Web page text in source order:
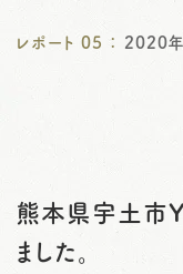
レポート 05 ： 2020
熊本県宇土市
ました。